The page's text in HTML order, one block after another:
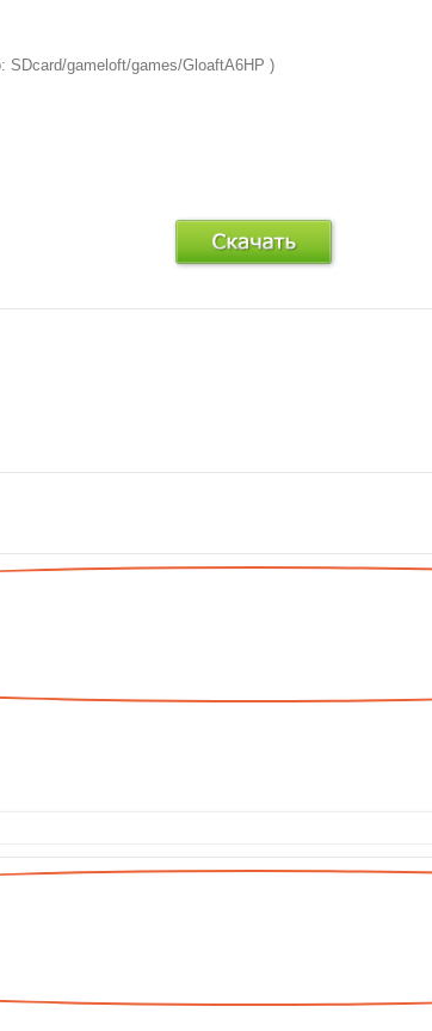
SDcard/gameloft/games/GloaftA6HP )